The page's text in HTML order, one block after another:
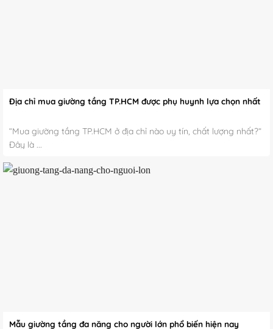
Địa chỉ mua giường tầng TP.HCM được phụ huynh lựa chọn nhất
“Mua giường tầng TP.HCM ở địa chỉ nào uy tín, chất lượng nhất?”
Đây là ...
Mẫu giường tầng đa năng cho người lớn phổ biến hiện nay